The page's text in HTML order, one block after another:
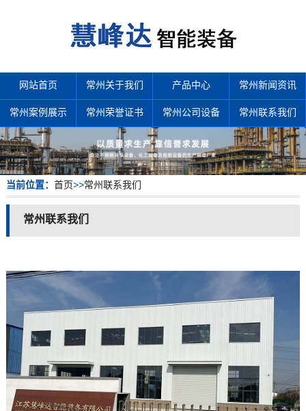
网站首页 常州关于我们 产品中心 常州新闻资讯
常州案例展示 常州荣誉证书 常州公司设备 常州联系我们
当前位置： 首页>>常州联系我们
常州联系我们